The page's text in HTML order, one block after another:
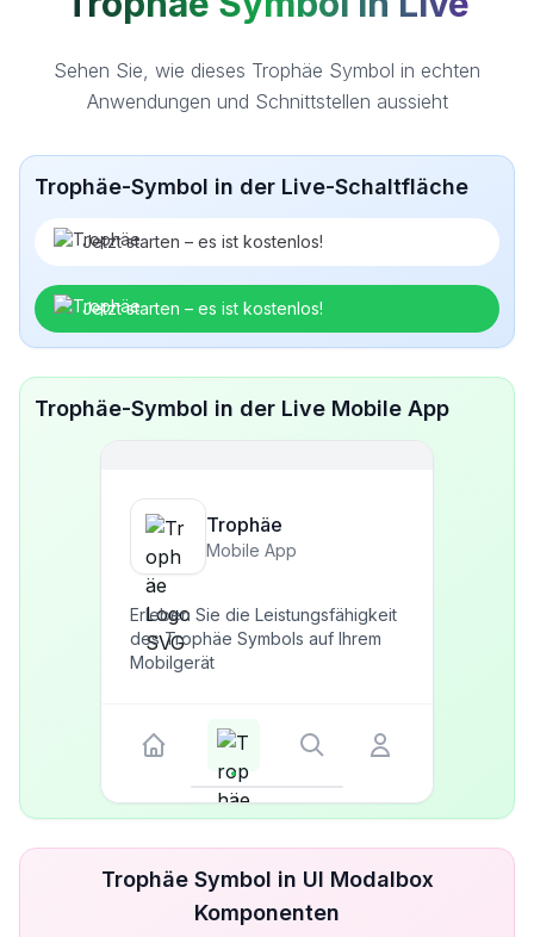
Sehen Sie, wie dieses Trophäe Symbol in echten
Anwendungen und Schnittstellen aussieht
Trophäe-Symbol in der Live-Schaltfläche
Jetzt starten – es ist kostenlos!
Jetzt starten – es ist kostenlos!
Trophäe-Symbol in der Live Mobile App
Trophäe
Mobile App
Erleben Sie die Leistungsfähigkeit
des Trophäe Symbols auf Ihrem
Mobilgerät
Trophäe Symbol in UI Modalbox
Komponenten